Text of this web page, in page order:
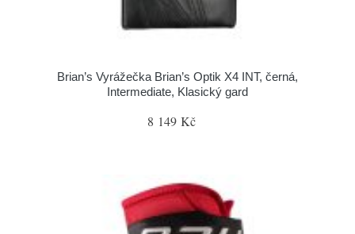
Brian’s Vyrážečka Brian’s Optik X4 INT, černá,
Intermediate, Klasický gard
8 149 Kč